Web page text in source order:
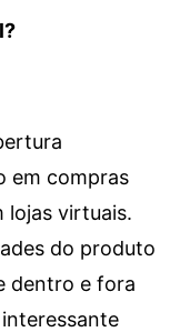
em compras
lojas virtuais.
do produto
dentro e fora